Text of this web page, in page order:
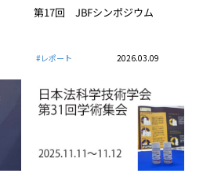
第17回 JBFシンポジウム
#レポート 2026.03.09